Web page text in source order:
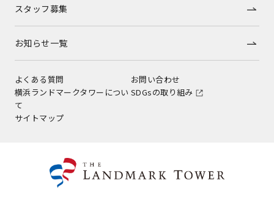
スタッフ募集
お知らせ一覧
よくある質問
お問い合わせ
横浜ランドマークタワーについ
て
SDGsの取り組み
サイトマップ